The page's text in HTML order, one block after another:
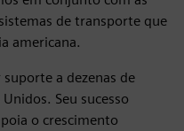
de transporte que
americana.
a dezenas de
Seu sucesso
o crescimento